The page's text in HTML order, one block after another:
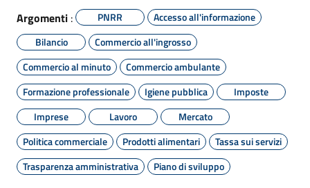
Argomenti : PNRR
Accesso all'informazione
Bilancio
Commercio all'ingrosso
Commercio al minuto
Commercio ambulante
Formazione professionale
Igiene pubblica
Imposte
Imprese
Lavoro
Mercato
Politica commerciale
Prodotti alimentari
Tassa sui servizi
Trasparenza amministrativa
Piano di sviluppo